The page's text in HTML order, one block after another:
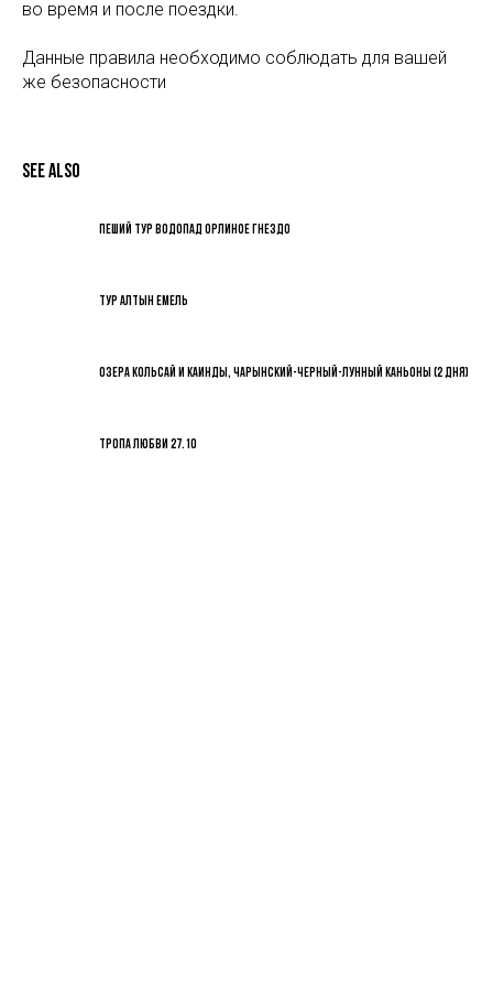
во время и после поездки.
Данные правила необходимо соблюдать для вашей
же безопасности
See also
Пеший тур Водопад Орлиное Гнездо
Тур Алтын Емель
Озера Кольсай и Каинды, Чарынский-Черный-Лунный каньоны (2 дня)
Тропа Любви 27.10